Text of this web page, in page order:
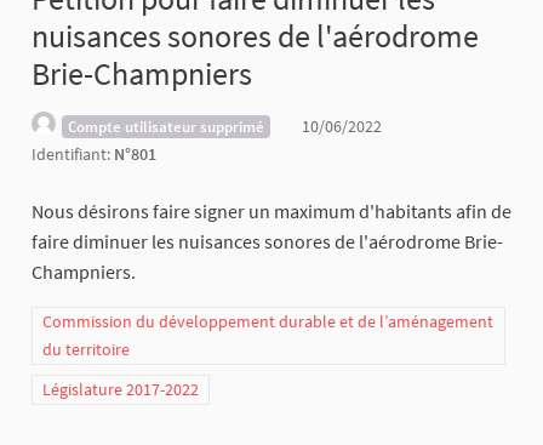
nuisances sonores de l'aérodrome
Brie-Champniers
Compte utilisateur supprimé
10/06/2022
Identifiant: N°801
Nous désirons faire signer un maximum d'habitants afin de
faire diminuer les nuisances sonores de l'aérodrome Brie-
Champniers.
Commission du développement durable et de l’aménagement
du territoire
Législature 2017-2022